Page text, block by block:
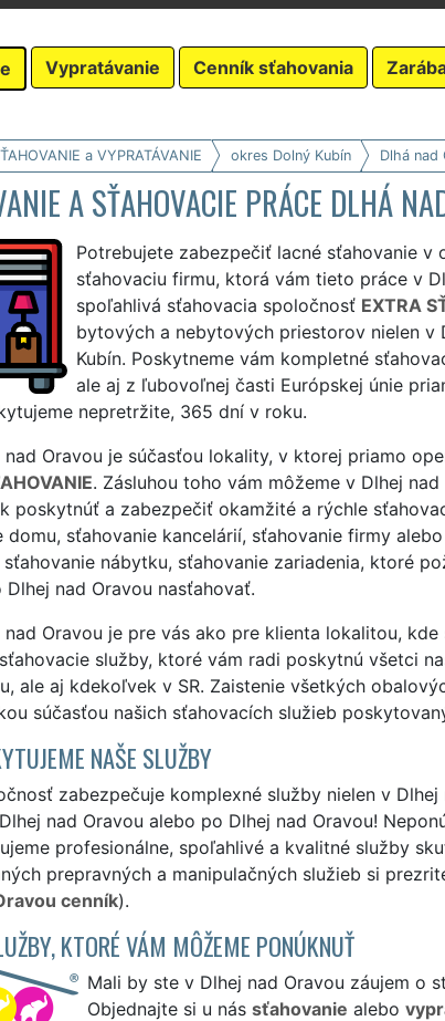
Vypratávanie Cenník sťahovania
a VYPRATÁVANIE okres Dolný Kubín Dlhá nad
A SŤAHOVACIE PRÁCE DLHÁ
Potrebujete zabezpečiť lacné sťahovanie v
sťahovaciu firmu, ktorá vám tieto práce v
spoľahlivá sťahovacia spoločnosť EXTRA
bytových a nebytových priestorov nielen v
Kubín. Poskytneme vám kompletné
ale aj z ľubovoľnej časti Európskej únie
nepretržite, 365 dní v roku.
nad Oravou je súčasťou lokality, v ktorej priamo
. Zásluhou toho vám môžeme v Dlhej
poskytnúť a zabezpečiť okamžité a rýchle
domu, sťahovanie kancelárií, sťahovanie firmy
nábytku, sťahovanie zariadenia, ktoré
Dlhej nad Oravou nasťahovať.
nad Oravou je pre vás ako pre klienta lokalitou,
služby, ktoré vám radi poskytnú všetci
ale aj kdekoľvek v SR. Zaistenie všetkých
súčasťou našich sťahovacích služieb
NAŠE SLUŽBY
zabezpečuje komplexné služby nielen v
nad Oravou alebo po Dlhej nad Oravou!
profesionálne, spoľahlivé a kvalitné služby
prepravných a manipulačných služieb si
cenník).
KTORÉ VÁM MÔŽEME PONÚKNUŤ
Mali by ste v Dlhej nad Oravou záujem o
Objednajte si u nás sťahovanie alebo